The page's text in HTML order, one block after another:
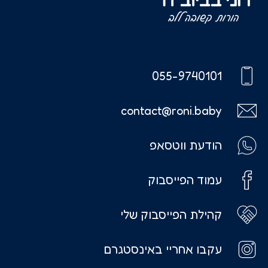
055-9740101
contact@roni.baby
הודעת ווטסאפ
עמוד הפייסבוק
קהילת הפייסבוק שלי
עקבו אחריי באינסטגרם